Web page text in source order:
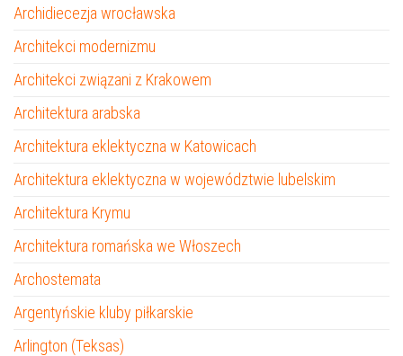
Archidiecezja wrocławska
Architekci modernizmu
Architekci związani z Krakowem
Architektura arabska
Architektura eklektyczna w Katowicach
Architektura eklektyczna w województwie lubelskim
Architektura Krymu
Architektura romańska we Włoszech
Archostemata
Argentyńskie kluby piłkarskie
Arlington (Teksas)